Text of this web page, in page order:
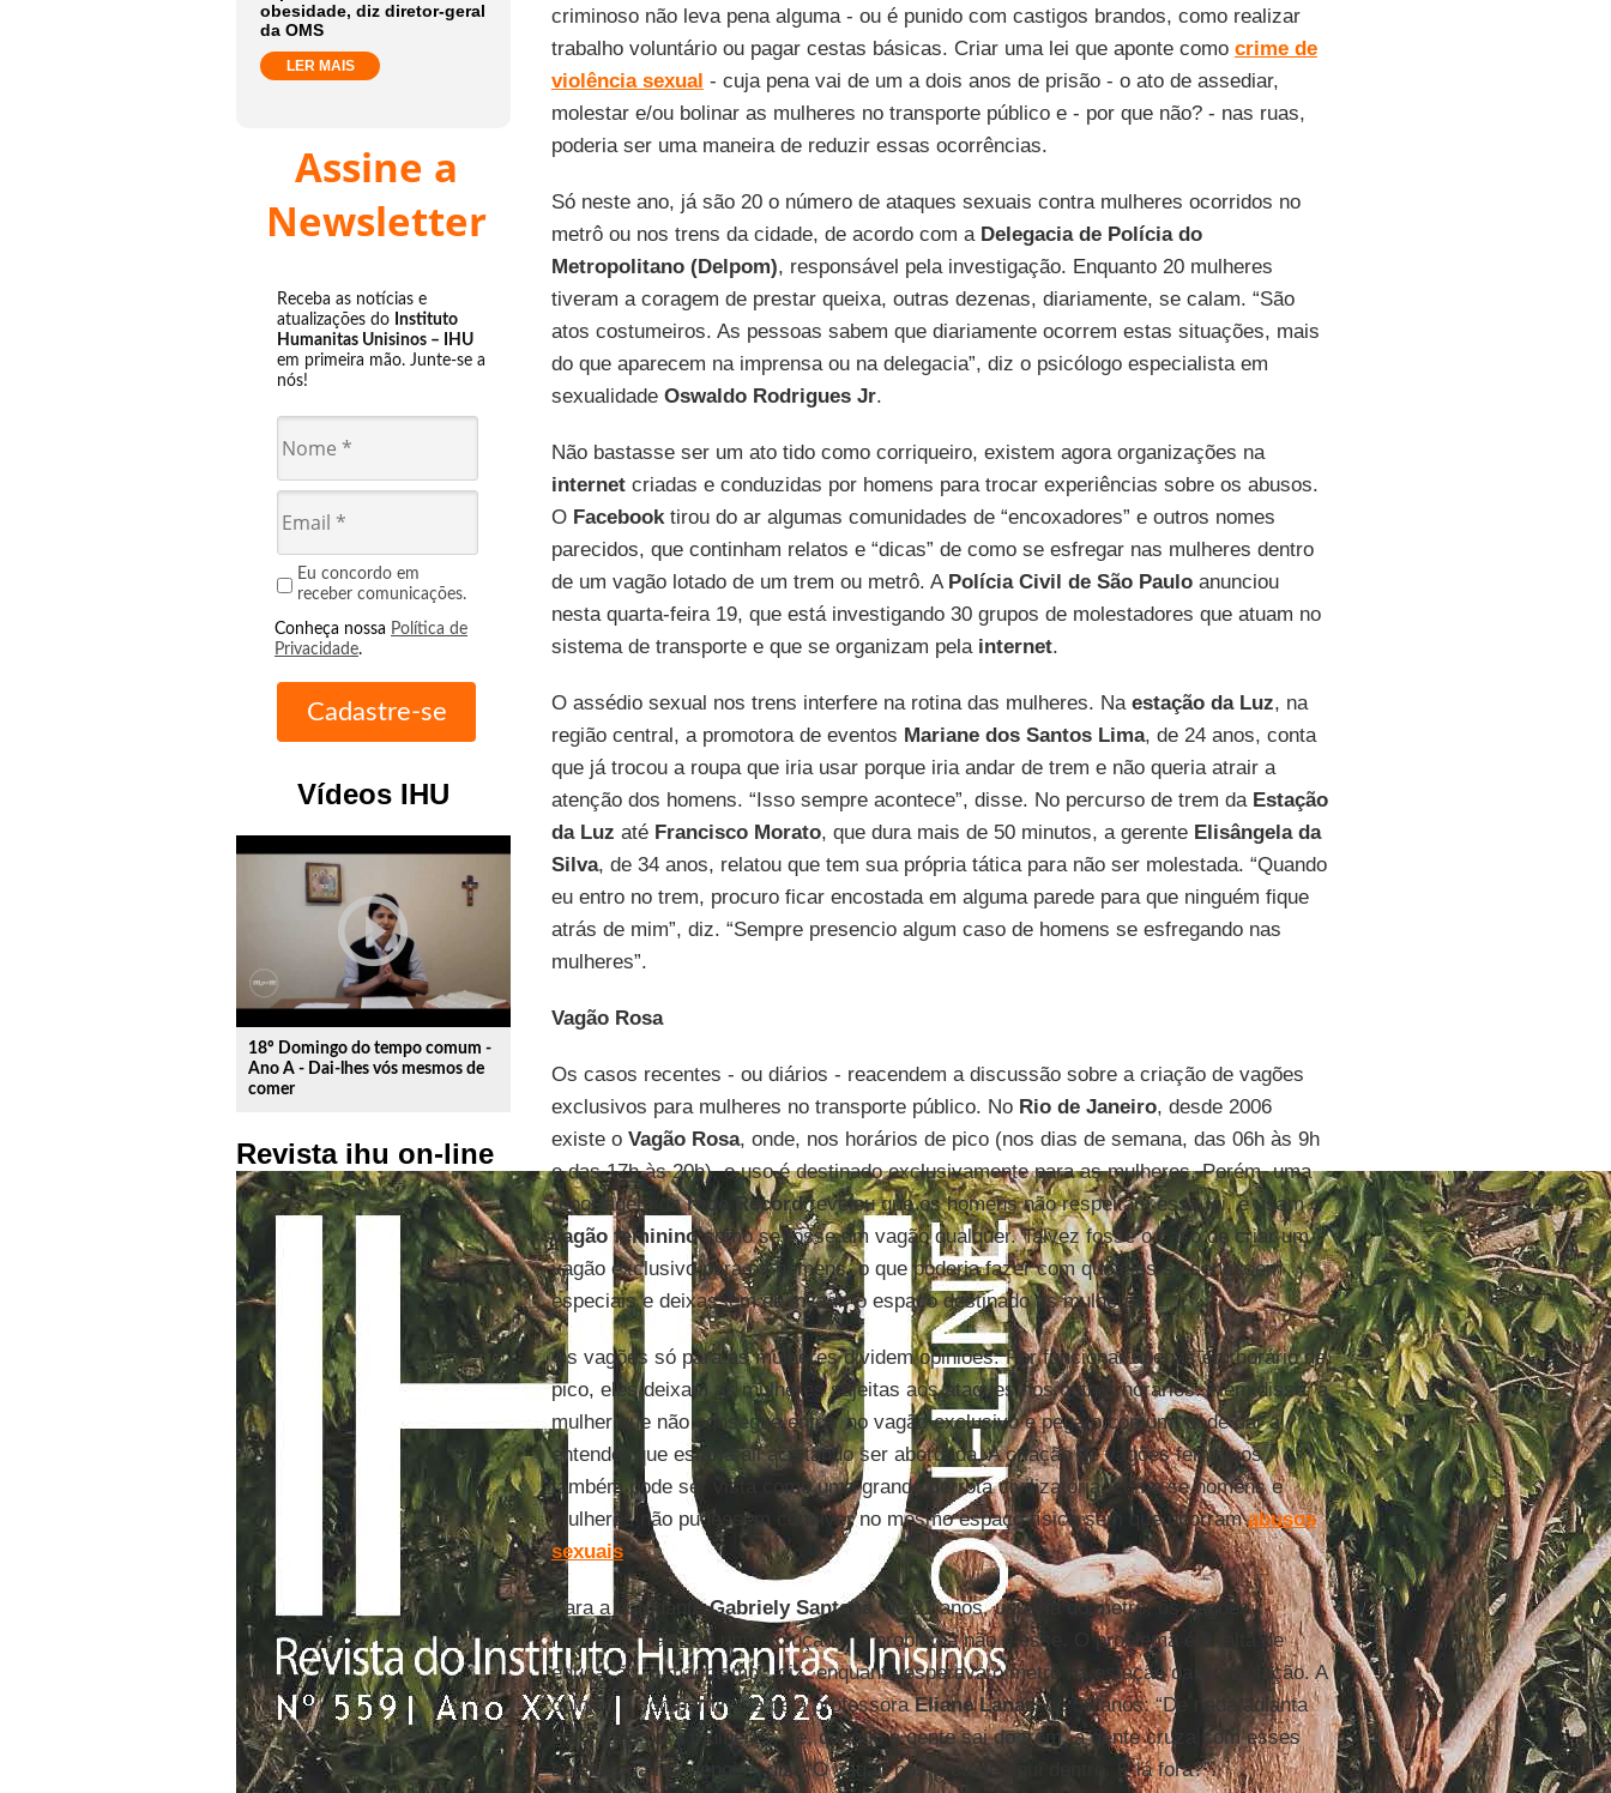
obesidade, diz diretor-geral
da OMS
LER MAIS
Assine a
Newsletter
Receba as notícias e
atualizações do Instituto
Humanitas Unisinos – IHU
em primeira mão. Junte-se a
nós!
Eu concordo em
receber comunicações.
Conheça nossa Política de
Privacidade.
Vídeos IHU
play_circle_outline
18º Domingo do tempo comum -
Ano A - Dai-lhes vós mesmos de
comer
Revista ihu on-line
criminoso não leva pena alguma - ou é punido com castigos brandos, como realizar
trabalho voluntário ou pagar cestas básicas. Criar uma lei que aponte como crime de
violência sexual - cuja pena vai de um a dois anos de prisão - o ato de assediar,
molestar e/ou bolinar as mulheres no transporte público e - por que não? - nas ruas,
poderia ser uma maneira de reduzir essas ocorrências.
Só neste ano, já são 20 o número de ataques sexuais contra mulheres ocorridos no
metrô ou nos trens da cidade, de acordo com a Delegacia de Polícia do
Metropolitano (Delpom), responsável pela investigação. Enquanto 20 mulheres
tiveram a coragem de prestar queixa, outras dezenas, diariamente, se calam. “São
atos costumeiros. As pessoas sabem que diariamente ocorrem estas situações, mais
do que aparecem na imprensa ou na delegacia”, diz o psicólogo especialista em
sexualidade Oswaldo Rodrigues Jr.
Não bastasse ser um ato tido como corriqueiro, existem agora organizações na
internetcriadas e conduzidas por homens para trocar experiências sobre os abusos.
O Facebooktirou do ar algumas comunidades de “encoxadores” e outros nomes
parecidos, que continham relatos e “dicas” de como se esfregar nas mulheres dentro
de um vagão lotado de um trem ou metrô. A Polícia Civil de São Pauloanunciou
nesta quarta-feira 19, que está investigando 30 grupos de molestadores que atuam no
sistema de transporte e que se organizam pela internet.
O assédio sexual nos trens interfere na rotina das mulheres. Na estação da Luz, na
região central, a promotora de eventos Mariane dos Santos Lima, de 24 anos, conta
que já trocou a roupa que iria usar porque iria andar de trem e não queria atrair a
atenção dos homens. “Isso sempre acontece”, disse. No percurso de trem da Estação
da Luz até Francisco Morato, que dura mais de 50 minutos, a gerente Elisângela da
Silva, de 34 anos, relatou que tem sua própria tática para não ser molestada. “Quando
eu entro no trem, procuro ficar encostada em alguma parede para que ninguém fique
atrás de mim”, diz. “Sempre presencio algum caso de homens se esfregando nas
mulheres”.
Vagão Rosa
Os casos recentes - ou diários - reacendem a discussão sobre a criação de vagões
exclusivos para mulheres no transporte público. No Rio de Janeiro, desde 2006
existe o Vagão Rosa, onde, nos horários de pico (nos dias de semana, das 06h às 9h
e das 17h às 20h), o uso é destinado exclusivamente para as mulheres. Porém, uma
reportagem darede Recordrevelou que os homens não respeitam essa lei, e usam o
vagão femininocomo se fosse um vagão qualquer. Talvez fosse o caso de criar um
vagão exclusivo para os homens, o que poderia fazer com que eles se sentissem
especiais e deixassem de invadir o espaço destinado às mulheres.
Os vagões só para as mulheres dividem opiniões. Por funcionar apenas em horário de
pico, eles deixam as mulheres sujeitas aos ataques nos outros horários. Além disso, a
mulher que não consegue entrar no vagão exclusivo e pega o comum, pode dar a
entender que estaria ali aceitando ser abordada. A criação de vagões femininos
também pode ser vista como uma grande derrota civilizatória, como se homens e
mulheres não pudessem conviver no mesmo espaço físico sem que ocorramabusos
sexuais.
Para a estudanteGabriely Santana, de 21 anos, usuária do metrô, os vagões
femininos não são uma solução. “O problema não é esse. O problema é a falta de
educação, o machismo”, diz, enquanto esperava o metrô na estação da Consolação. A
opinião é compartilhada pela professoraEliane Lanar, de 56 anos: “De nada adianta
um vagão para mulheres, se, quando a gente sai do trem, a gente cruza com esses
sujeitos na rua depois”, diz. “O vagão nos protege aqui dentro. E lá fora?”.